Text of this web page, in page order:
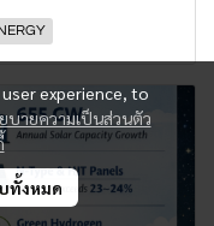
experience, to
บายความเป็นส่วนตัว
ทั้งหมด